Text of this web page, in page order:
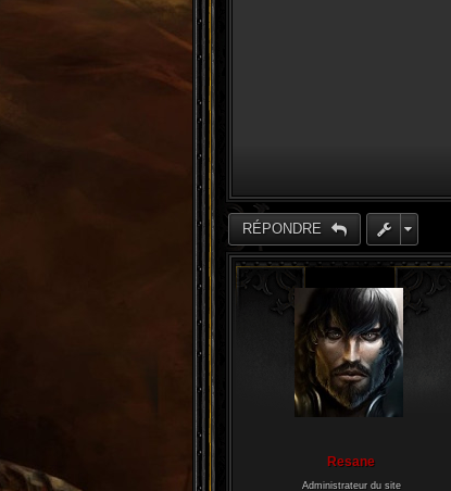
RÉPONDRE
Resane
Administrateur du site